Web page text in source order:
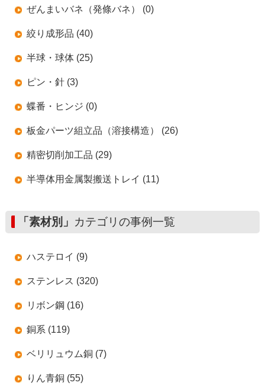
ぜんまいバネ（発條バネ） (0)
絞り成形品 (40)
半球・球体 (25)
ピン・針 (3)
蝶番・ヒンジ (0)
板金パーツ組立品（溶接構造） (26)
精密切削加工品 (29)
半導体用金属製搬送トレイ (11)
「素材別」 カテゴリの事例一覧
ハステロイ (9)
ステンレス (320)
リボン鋼 (16)
銅系 (119)
ベリリュウム銅 (7)
りん青銅 (55)